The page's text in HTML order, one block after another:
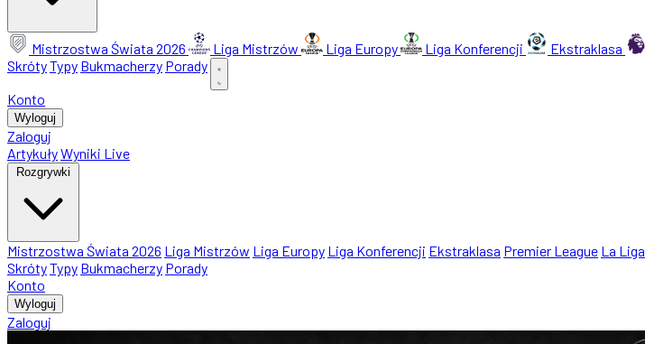
Mistrzostwa Świata 2026 Liga Mistrzów Liga Europy Liga Konferencji Ekstraklasa
SkrótyTypy Bukmacherzy Porady
Konto
Wyloguj
Zaloguj
ArtykułyWyniki Live
Rozgrywki
Mistrzostwa Świata 2026 Liga Mistrzów Liga Europy Liga Konferencji Ekstraklasa Premier League La Liga
SkrótyTypy Bukmacherzy Porady
Konto
Wyloguj
Zaloguj